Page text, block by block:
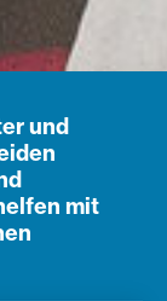
und
mit